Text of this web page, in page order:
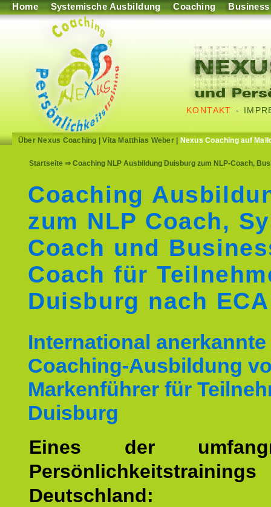
Home Systemische Ausbildung Coaching Business
KONTAKT -
Über Nexus Coaching |Vita Matthias Weber| Nexus Coaching auf
Startseite ⇒ Coaching NLP Ausbildung Duisburg zum NLP-Coach,
Coaching
zum NLP Coach,
Coach und
Coach für
Duisburg nach ECA
International anerkannte
Coaching-Ausbildung
Markenführer für
Duisburg
Eines der
Deutschland: